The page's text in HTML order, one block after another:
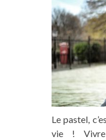
Le pastel,
vie ! Vivre